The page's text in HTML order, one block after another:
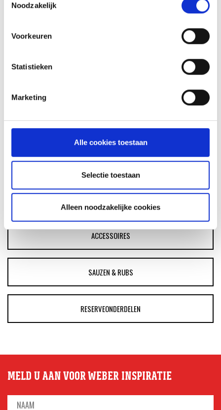
Noodzakelijk
Voorkeuren
Statistieken
Marketing
Alle cookies toestaan
Selectie toestaan
Alleen noodzakelijke cookies
RECEPT
ASSORTIMENT
ACCESSOIRES
SAUZEN & RUBS
RESERVEONDERDELEN
MELD U AAN VOOR WEBER INSPIRATIE